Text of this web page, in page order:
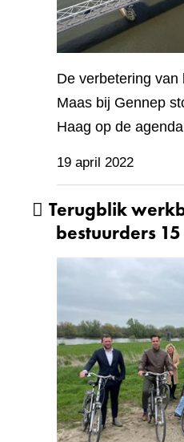
De verbetering
Maas bij Gennep
Haag op de
19 april 2022
Terugblik
bestuurders